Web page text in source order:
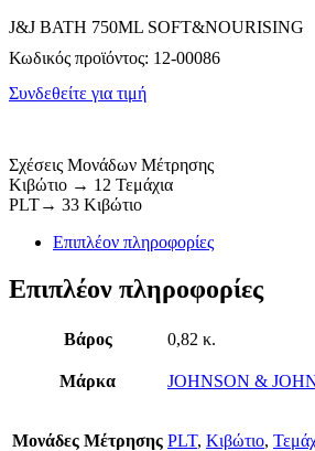
J&J BATH 750ML SOFT&NOURISING
Κωδικός προϊόντος: 12-00086
Συνδεθείτε για τιμή
Σχέσεις Μονάδων Μέτρησης
Κιβώτιο → 12 Τεμάχια
PLT→ 33 Κιβώτιο
Επιπλέον πληροφορίες
Επιπλέον πληροφορίες
Βάρος 0,82 κ.
Μάρκα JOHNSON &
Μονάδες Μέτρησης PLT, Κιβώτιο,